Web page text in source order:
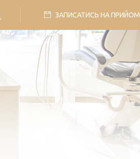
ЗАПИСАТИСЬ НА ПРИЙОМ